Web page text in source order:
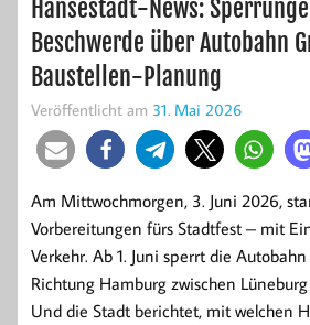
Hansestadt-News:
Beschwerde über Autobahn
Baustellen-Planung
Veröffentlicht am 31. Mai 2026
Am Mittwochmorgen, 3. Juni 2026,
Vorbereitungen fürs Stadtfest – mit
Verkehr. Ab 1. Juni sperrt die
Richtung Hamburg zwischen
Und die Stadt berichtet, mit welchen